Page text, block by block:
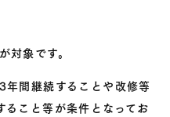
対象です。
間継続することや改修等
こと等が条件となってお